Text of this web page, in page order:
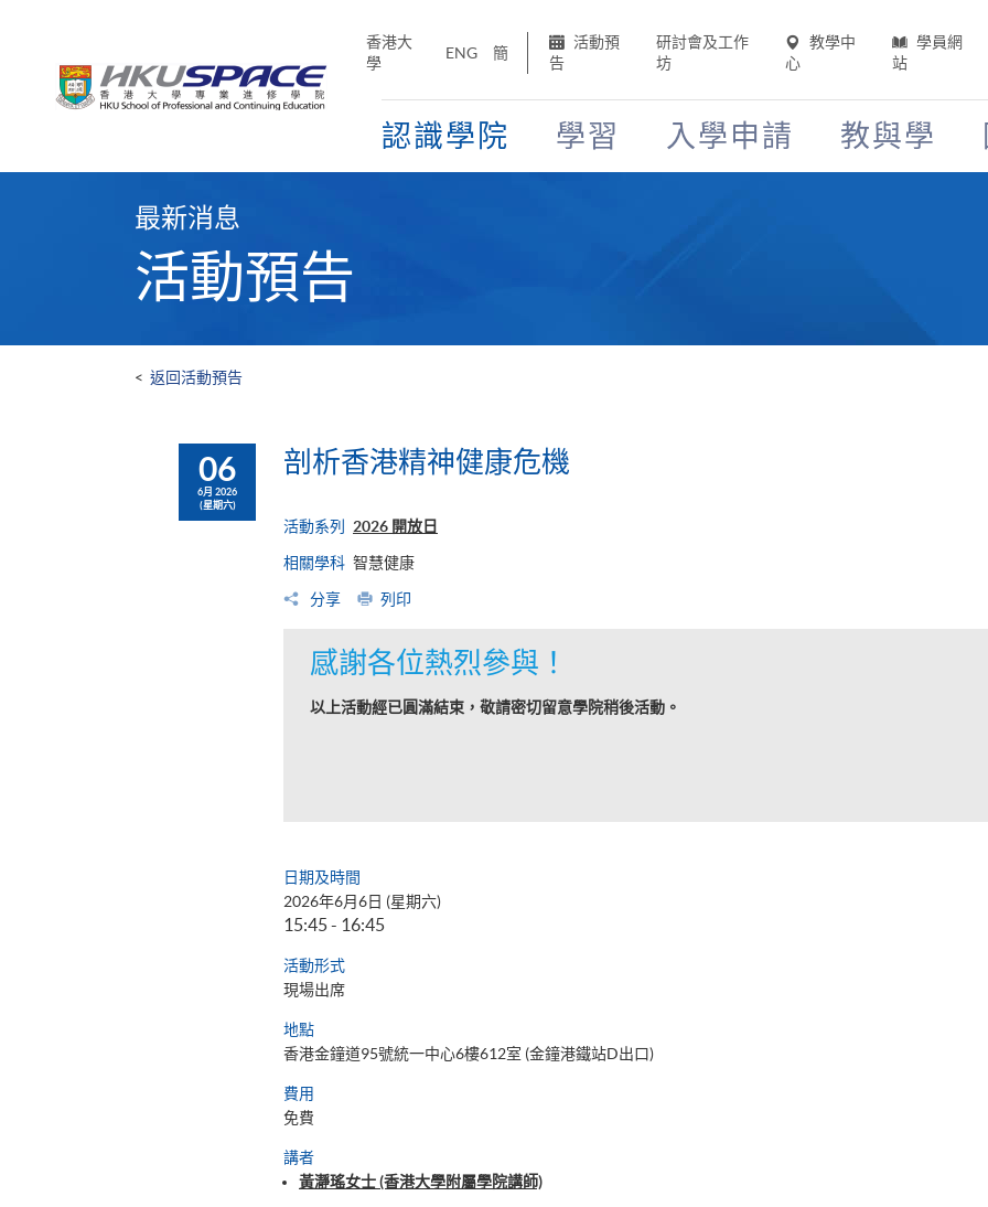
香港大
學
ENG 簡
活動預
告
研討會及工作
坊
教學中
心
學員網
站
認識學院 學習 入學申請 教與學
最新消息
活動預告
< 返回活動預告
06
6月 2026
(星期六)
剖析香港精神健康危機
活動系列 2026 開放日
相關學科 智慧健康
分享 列印
感謝各位熱烈參與！
以上活動經已圓滿結束，敬請密切留意學院稍後活動。
日期及時間
2026年6月6日 (星期六)
15:45 - 16:45
活動形式
現場出席
地點
香港金鐘道95號統一中心6樓612室 (金鐘港鐵站D出口)
費用
免費
講者
黃瀞瑤女士 (香港大學附屬學院講師)